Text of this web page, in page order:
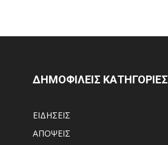
ΔΗΜΟΦΙΛΕΙΣ ΚΑΤΗΓΟΡΙΕΣ
ΕΙΔΗΣΕΙΣ
ΑΠΟΨΕΙΣ